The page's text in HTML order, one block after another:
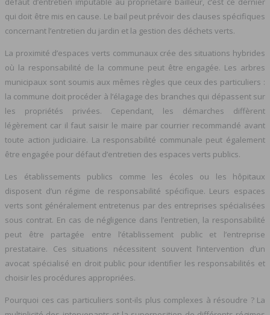
qui doit être mis en cause. Le bail peut prévoir des clauses spécifiques
concernant l’entretien du jardin et la gestion des déchets verts.
La proximité d’espaces verts communaux crée des situations hybrides
où la responsabilité de la commune peut être engagée. Les arbres
municipaux sont soumis aux mêmes règles que ceux des particuliers :
la commune doit procéder à l’élagage des branches qui dépassent sur
les propriétés privées. Cependant, les démarches diffèrent
légèrement car il faut saisir le maire par courrier recommandé avant
toute action judiciaire. La responsabilité communale peut également
être engagée pour défaut d’entretien des espaces verts publics.
Les établissements publics comme les écoles ou les hôpitaux
disposent d’un régime de responsabilité spécifique. Leurs espaces
verts sont généralement entretenus par des entreprises spécialisées
sous contrat. En cas de négligence dans l’entretien, la responsabilité
peut être partagée entre l’établissement public et l’entreprise
prestataire. Ces situations nécessitent souvent l’intervention d’un
avocat spécialisé en droit public pour identifier les responsabilités et
choisir les procédures appropriées.
Pourquoi ces cas particuliers sont-ils plus complexes à résoudre ? La